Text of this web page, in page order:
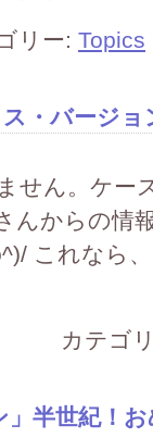
リー: Topics
・バージョ
せん。ケー
んからの情
これなら
カテゴ
」半世紀！